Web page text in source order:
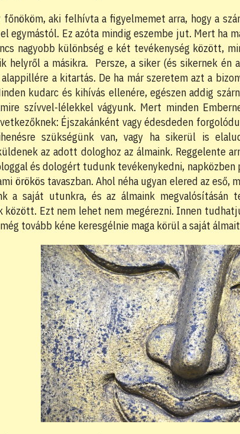
aki felhívta a figyelmemet arra, hogy a
egymástól. Ez azóta mindig eszembe jut. Mert ha
nagyobb különbség e két tevékenység között,
helyről a másikra. Persze, a siker (és sikernek én
a kitartás. De ha már szeretem azt a
kudarc és kihívás ellenére, egészen addig
szívvel-lélekkel vágyunk. Mert minden
Éjszakánként vagy édesdeden
szükségünk van, vagy ha sikerül is
az adott dologhoz az álmaink. Reggelente
és dologért tudunk tevékenykedni,
örökös tavaszban. Ahol néha ugyan elered az eső,
a saját utunkra, és az álmaink megvalósításán
között. Ezt nem lehet nem megérezni. Innen
tovább kéne keresgélnie maga körül a saját